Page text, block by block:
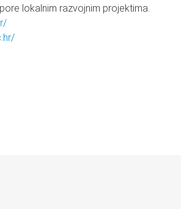
lokalnim razvojnim projektima.